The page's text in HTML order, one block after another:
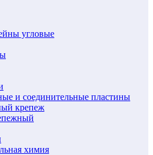
угловые
и соединительные пластины
крепеж
химия